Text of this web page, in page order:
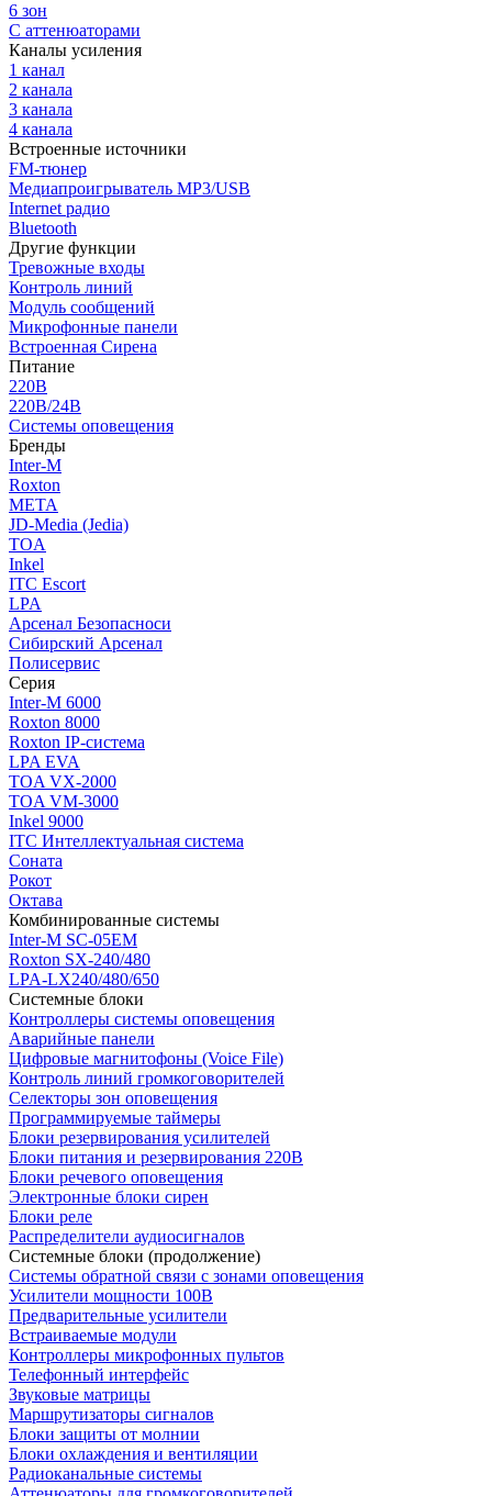
6 зон
С аттенюаторами
Каналы усиления
1 канал
2 канала
3 канала
4 канала
Встроенные источники
FM-тюнер
Медиапроигрыватель MP3/USB
Internet радио
Bluetooth
Другие функции
Тревожные входы
Контроль линий
Модуль сообщений
Микрофонные панели
Встроенная Сирена
Питание
220В
220В/24В
Системы оповещения
Бренды
Inter-M
Roxton
МЕТА
JD-Media (Jedia)
TOA
Inkel
ITC Escort
LPA
Арсенал Безопасноси
Сибирский Арсенал
Полисервис
Серия
Inter-M 6000
Roxton 8000
Roxton IP-система
LPA EVA
TOA VX-2000
TOA VM-3000
Inkel 9000
ITC Интеллектуальная система
Соната
Рокот
Октава
Комбинированные системы
Inter-M SC-05EM
Roxton SX-240/480
LPA-LX240/480/650
Системные блоки
Контроллеры системы оповещения
Аварийные панели
Цифровые магнитофоны (Voice File)
Контроль линий громкоговорителей
Селекторы зон оповещения
Программируемые таймеры
Блоки резервирования усилителей
Блоки питания и резервирования 220В
Блоки речевого оповещения
Электронные блоки сирен
Блоки реле
Распределители аудиосигналов
Системные блоки (продолжение)
Системы обратной связи с зонами оповещения
Усилители мощности 100В
Предварительные усилители
Встраиваемые модули
Контроллеры микрофонных пультов
Телефонный интерфейс
Звуковые матрицы
Маршрутизаторы сигналов
Блоки защиты от молнии
Блоки охлаждения и вентиляции
Радиоканальные системы